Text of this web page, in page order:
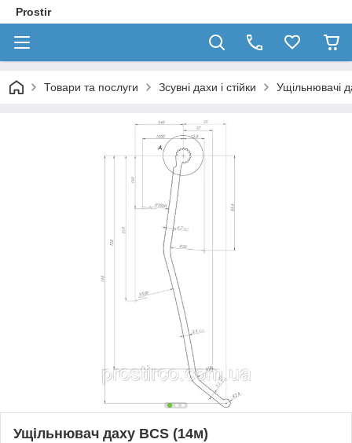
Prostir
Товари та послуги Зсувні дахи і стійки Ущільнювачі
Ущільнювач даху BCS (14м)